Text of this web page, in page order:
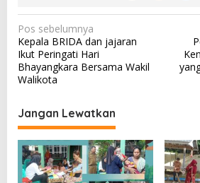
N
a
v
i
g
a
s
i
Pos sebelumnya
Kepala BRIDA dan jajaran
Ikut Peringati Hari
Bhayangkara Bersama Wakil
Walikota
Jangan Lewatkan